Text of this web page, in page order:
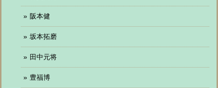
阪本健
坂本拓磨
田中元将
豊福博